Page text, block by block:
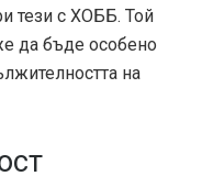
тези с ХОББ. Той
да бъде особено
на